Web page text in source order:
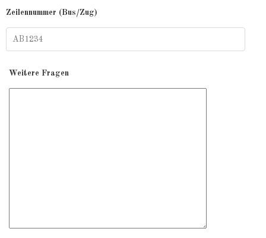
Zeilennummer (Bus/Zug)
Weitere Fragen